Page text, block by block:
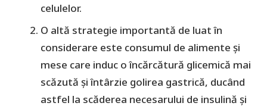
celulelor.
O altă strategie importantă de luat în
considerare este consumul de alimente și
mese care induc o încărcătură glicemică mai
scăzută și întârzie golirea gastrică, ducând
astfel la scăderea necesarului de insulină și